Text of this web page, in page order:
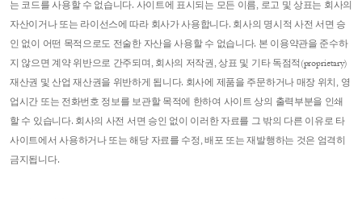
는 코드를 사용할 수 없습니다. 사이트에 표시되는 모든 이름, 로고 및 상표는 회사의
자산이거나 또는 라이선스에 따라 회사가 사용합니다. 회사의 명시적 사전 서면 승
인 없이 어떤 목적으로도 전술한 자산을 사용할 수 없습니다. 본 이용약관을 준수하
지 않으면 계약 위반으로 간주되며, 회사의 저작권, 상표 및 기타 독점적(proprietary)
재산권 및 산업 재산권을 위반하게 됩니다. 회사에 제품을 주문하거나 매장 위치, 영
업시간 또는 전화번호 정보를 보관할 목적에 한하여 사이트 상의 출력부분을 인쇄
할 수 있습니다. 회사의 사전 서면 승인 없이 이러한 자료를 그 밖의 다른 이유로 타
사이트에서 사용하거나 또는 해당 자료를 수정, 배포 또는 재발행하는 것은 엄격히
금지됩니다.